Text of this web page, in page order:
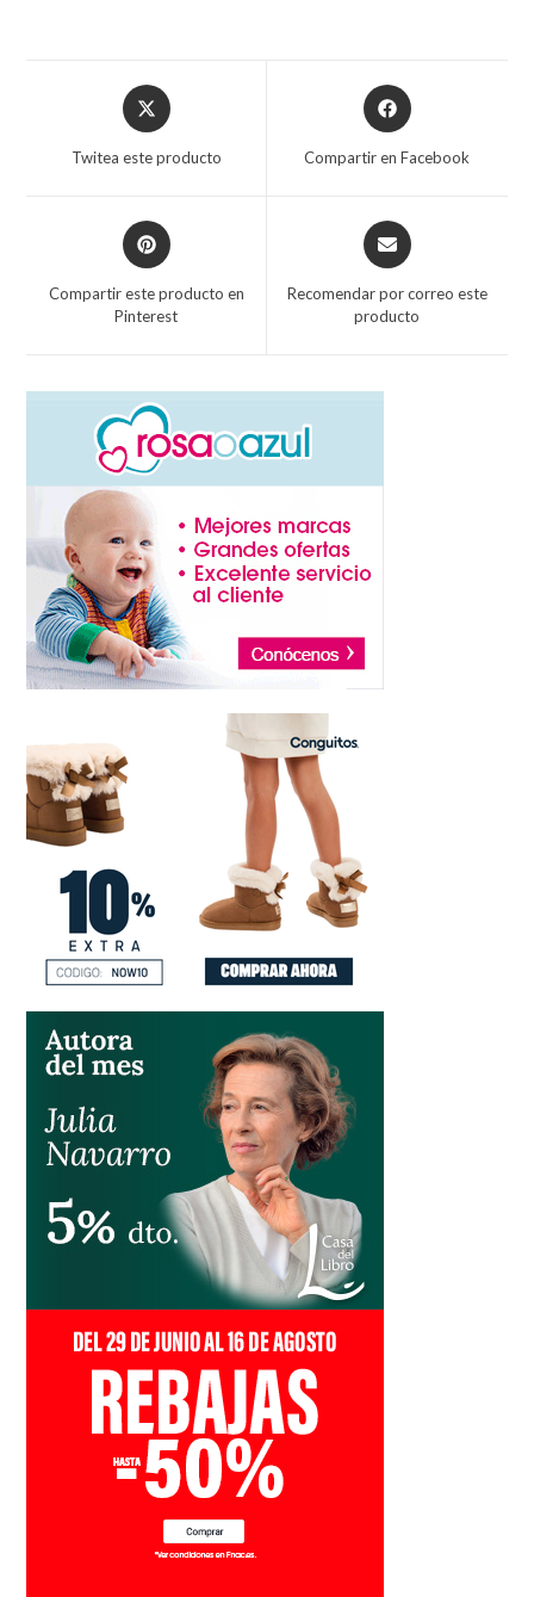
Twitea este producto Compartir en Facebook
Compartir este producto en
Pinterest
Recomendar por correo este
producto